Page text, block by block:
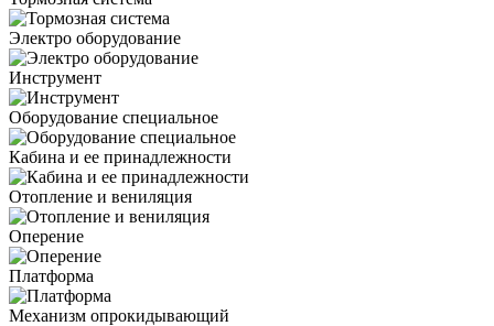
Электро оборудование
Инструмент
Оборудование специальное
Кабина и ее принадлежности
Отопление и вениляция
Оперение
Платформа
Механизм опрокидывающий